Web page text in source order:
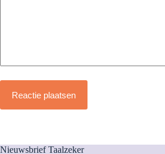
Reactie plaatsen
Nieuwsbrief Taalzeker